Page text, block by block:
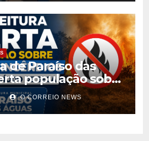
de Paraíso das
população sobre
durante
seca
O CORREIO NEWS